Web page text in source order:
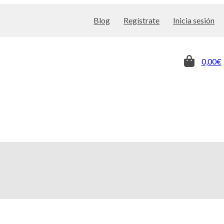
Blog Regístrate Inicia sesión
0,00€